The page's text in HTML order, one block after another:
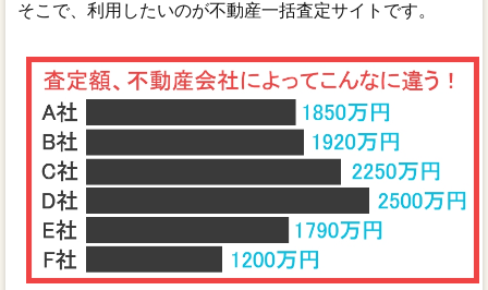
そこで、利用したいのが不動産一括査定サイトです。